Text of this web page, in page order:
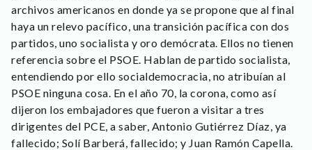
archivos americanos en donde ya se propone que al final
haya un relevo pacífico, una transición pacífica con dos
partidos, uno socialista y oro demócrata. Ellos no tienen
referencia sobre el PSOE. Hablan de partido socialista,
entendiendo por ello socialdemocracia, no atribuían al
PSOE ninguna cosa. En el año 70, la corona, como así
dijeron los embajadores que fueron a visitar a tres
dirigentes del PCE, a saber, Antonio Gutiérrez Díaz, ya
fallecido; Solí Barberá, fallecido; y Juan Ramón Capella.